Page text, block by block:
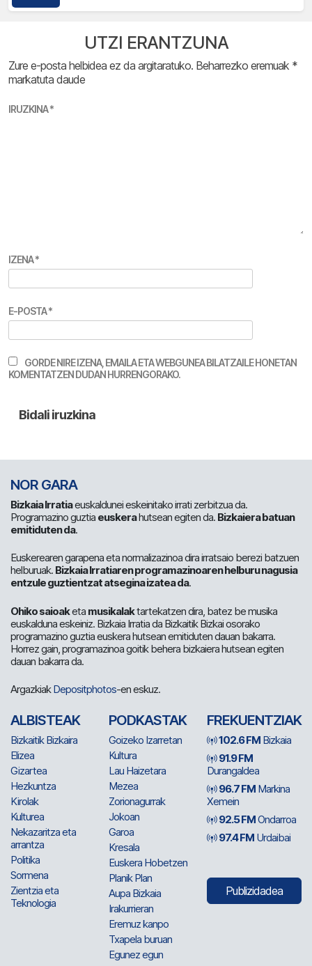
UTZI ERANTZUNA
Zure e-posta helbidea ez da argitaratuko. Beharrezko eremuak *
markatuta daude
IRUZKINA*
IZENA*
E-POSTA*
GORDE NIRE IZENA, EMAILA ETA WEBGUNEA BILATZAILE HONETAN
KOMENTATZEN DUDAN HURRENGORAKO.
NOR GARA
Bizkaia Irratiaeuskaldunei eskeinitako irrati zerbitzua da.
Programazino guztia euskerahutsean egiten da. Bizkaiera batuan
emitiduten da.
Euskerearen garapena eta normalizazinoa dira irratsaio berezi batzuen
helburuak. Bizkaia Irratiaren programazinoaren helburu nagusia
entzule guztientzat atsegina izatea da.
Ohiko saioaketa musikalaktartekatzen dira, batez be musika
euskalduna eskeiniz. Bizkaia Irratia da Bizkaitik Bizkai osorako
programazino guztia euskera hutsean emitiduten dauan bakarra.
Horrez gain, programazinoa goitik behera bizkaiera hutsean egiten
dauan bakarra da.
ArgazkiakDepositphotos-en eskuz.
ALBISTEAK
Bizkaitik Bizkaira
Elizea
Gizartea
Hezkuntza
Kirolak
Kulturea
Nekazaritza eta
arrantza
Politika
Sormena
Zientzia eta
Teknologia
PODKASTAK
Goizeko Izarretan
Kultura
Lau Haizetara
Mezea
Zorionagurrak
Jokoan
Garoa
Kresala
Euskera Hobetzen
Planik Plan
Aupa Bizkaia
Irakurrieran
Eremuz kanpo
Txapela buruan
Egunez egun
FREKUENTZIAK
102.6 FM Bizkaia
91.9 FM
Durangaldea
96.7 FM Markina
Xemein
92.5 FMOndarroa
97.4 FM Urdaibai
Publizidadea